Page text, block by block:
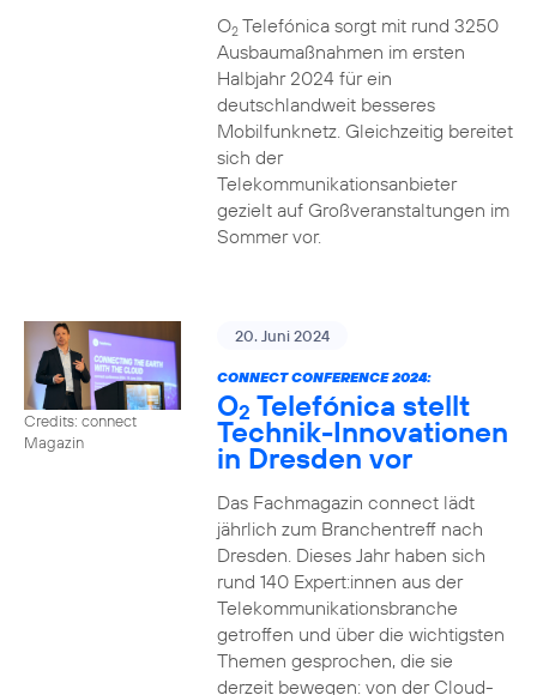
O2Telefónica sorgt mit rund 3250
Ausbaumaßnahmen im ersten
Halbjahr 2024 für ein
deutschlandweit besseres
Mobilfunknetz. Gleichzeitig bereitet
sich der
Telekommunikationsanbieter
gezielt auf Großveranstaltungen im
Sommer vor.
Credits: connect
Magazin
20. Juni 2024
CONNECT CONFERENCE 2024:
O2 Telefónica stellt
Technik-Innovationen
in Dresden vor
Das Fachmagazin connect lädt
jährlich zum Branchentreff nach
Dresden. Dieses Jahr haben sich
rund 140 Expert:innen aus der
Telekommunikationsbranche
getroffen und über die wichtigsten
Themen gesprochen, die sie
derzeit bewegen: von der Cloud-